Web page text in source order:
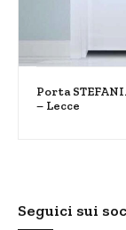
Seguici sui
Porta
– Lecce